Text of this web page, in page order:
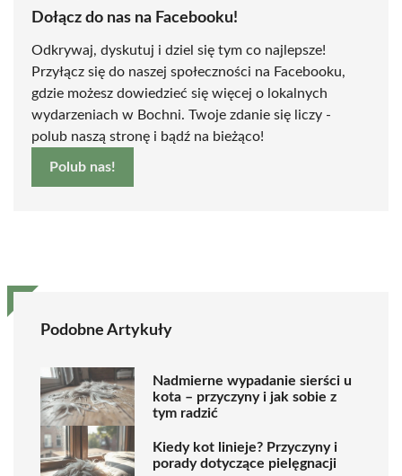
Dołącz do nas na Facebooku!
Odkrywaj, dyskutuj i dziel się tym co najlepsze!
Przyłącz się do naszej społeczności na Facebooku,
gdzie możesz dowiedzieć się więcej o lokalnych
wydarzeniach w Bochni. Twoje zdanie się liczy -
polub naszą stronę i bądź na bieżąco!
Polub nas!
Podobne Artykuły
Nadmierne wypadanie sierści u
kota – przyczyny i jak sobie z
tym radzić
Kiedy kot linieje? Przyczyny i
porady dotyczące pielęgnacji